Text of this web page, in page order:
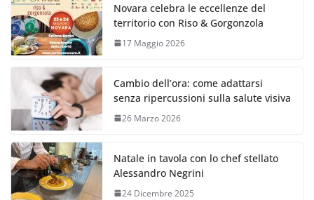
Novara celebra le eccellenze del
territorio con Riso & Gorgonzola
17 Maggio 2026
Cambio dell’ora: come adattarsi
senza ripercussioni sulla salute visiva
26 Marzo 2026
Natale in tavola con lo chef stellato
Alessandro Negrini
24 Dicembre 2025